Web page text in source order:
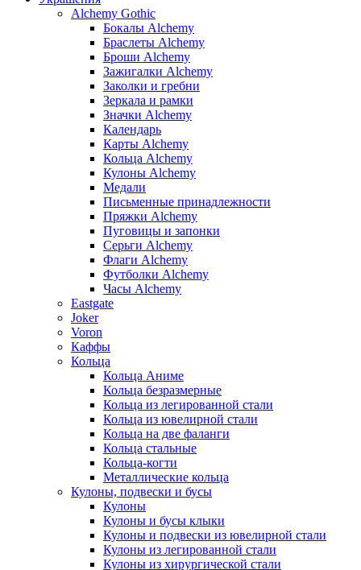
Alchemy Gothic
Бокалы Alchemy
Браслеты Alchemy
Броши Alchemy
Зажигалки Alchemy
Заколки и гребни
Зеркала и рамки
Значки Alchemy
Календарь
Карты Alchemy
Кольца Alchemy
Кулоны Alchemy
Медали
Письменные принадлежности
Пряжки Alchemy
Пуговицы и запонки
Серьги Alchemy
Флаги Alchemy
Футболки Alchemy
Часы Alchemy
Eastgate
Joker
Voron
Каффы
Кольца
Кольца Аниме
Кольца безразмерные
Кольца из легированной стали
Кольца из ювелирной стали
Кольца на две фаланги
Кольца стальные
Кольца-когти
Металлические кольца
Кулоны, подвески и бусы
Кулоны
Кулоны и бусы клыки
Кулоны и подвески из ювелирной стали
Кулоны из легированной стали
Кулоны из хирургической стали